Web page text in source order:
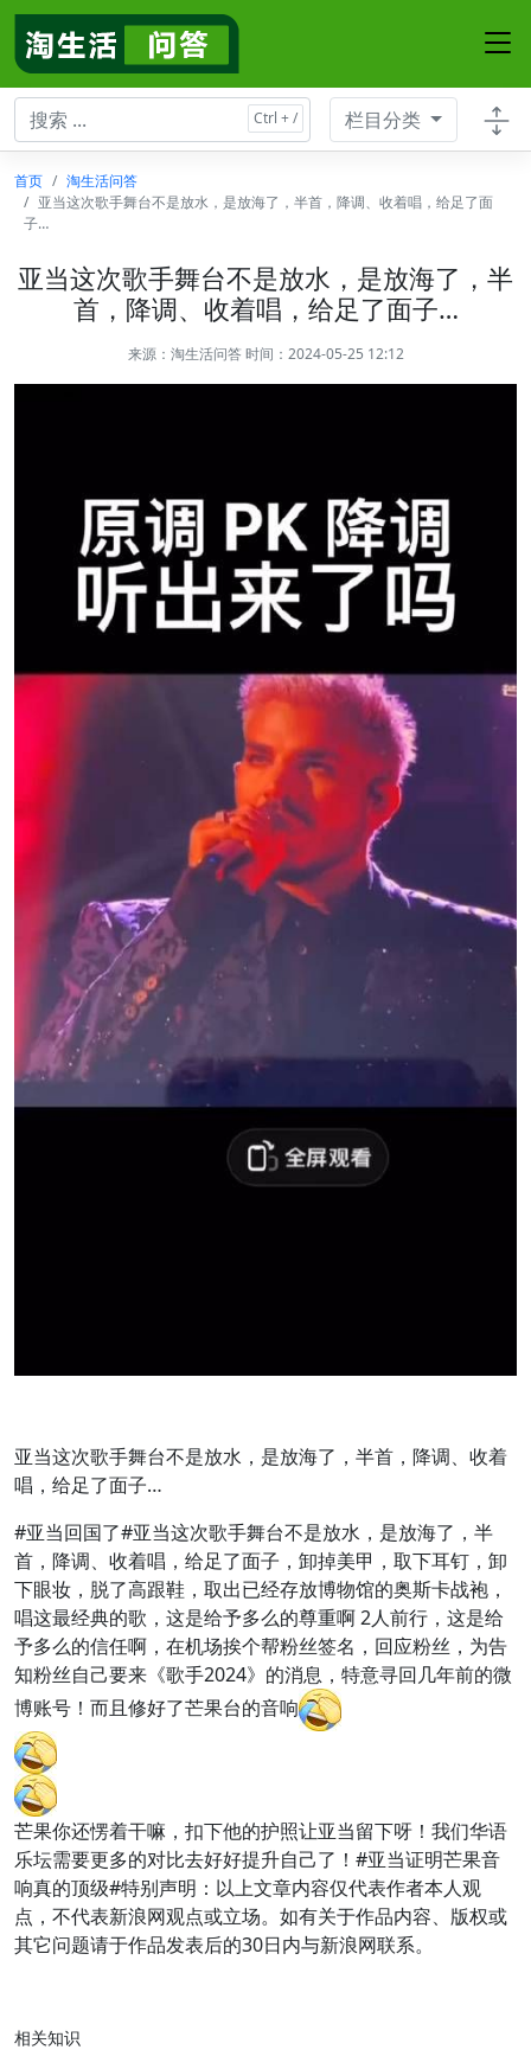
栏目分类
首页
淘生活问答
亚当这次歌手舞台不是放水，是放海了，半首，降调、收着唱，给足了面
子…
亚当这次歌手舞台不是放水，是放海了，半
首，降调、收着唱，给足了面子…
来源： 淘生活问答 时间：2024-05-25 12:12
亚当这次歌手舞台不是放水，是放海了，半首，降调、收着
唱，给足了面子…
#亚当回国了#亚当这次歌手舞台不是放水，是放海了，半
首，降调、收着唱，给足了面子，卸掉美甲，取下耳钉，卸
下眼妆，脱了高跟鞋，取出已经存放博物馆的奥斯卡战袍，
唱这最经典的歌，这是给予多么的尊重啊 2人前行，这是给
予多么的信任啊，在机场挨个帮粉丝签名，回应粉丝，为告
知粉丝自己要来《歌手2024》的消息，特意寻回几年前的微
博账号！而且修好了芒果台的音响
芒果你还愣着干嘛，扣下他的护照让亚当留下呀！我们华语
乐坛需要更多的对比去好好提升自己了！#亚当证明芒果音
响真的顶级#特别声明：以上文章内容仅代表作者本人观
点，不代表新浪网观点或立场。如有关于作品内容、版权或
其它问题请于作品发表后的30日内与新浪网联系。
相关知识